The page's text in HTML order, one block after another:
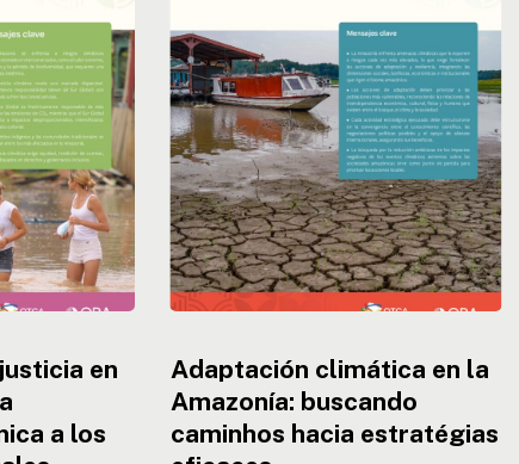
en
a los
buscando
caminhos
hacia
estratégias
eficaces
Adaptación climática en la
Amazonía: buscando
caminhos hacia estratégias